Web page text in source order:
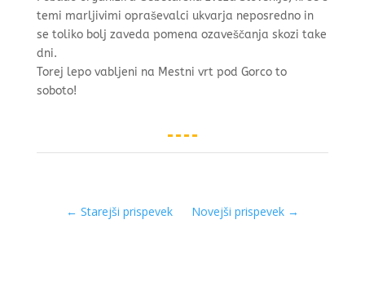
temi marljivimi opraševalci ukvarja neposredno in
se toliko bolj zaveda pomena ozaveščanja skozi take
dni.
Torej lepo vabljeni na Mestni vrt pod Gorco to
soboto!
← Starejši prispevek Novejši prispevek →